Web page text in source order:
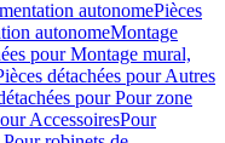
autonomePièces
autonomeMontage
pour Montage mural,
détachées pour Autres
pour Pour zone
AccessoiresPour